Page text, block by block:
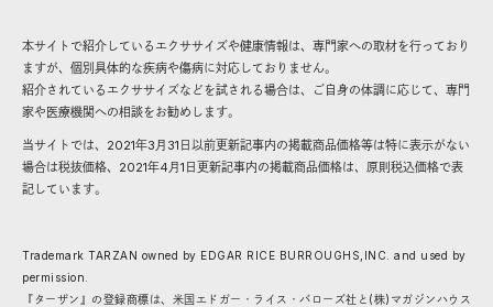
本サイトで紹介しているエクササイズや健康情報は、専門家への取材を行っており
ますが、個別具体的な疾病や傷病に対応しておりません。
紹介されているエクササイズなどを試される場合は、ご自身の体調に応じて、専門
家や医療機関への相談をお勧めします。
当サイトでは、2021年3月31日以前更新記事内の掲載商品価格等は特に表示がない
場合は税抜価格、2021年4月1日更新記事内の掲載商品価格は、原則税込価格で表
記しています。
Trademark TARZAN owned by EDGAR RICE BURROUGHS,INC. and used by
permission.
『ターザン』の登録商標は、米国エドガー・ライス・バローズ社と(株)マガジンハウス